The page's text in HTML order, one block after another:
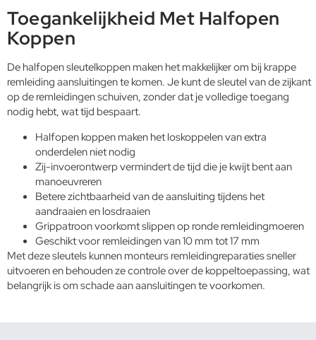
Toegankelijkheid Met Halfopen
Koppen
De halfopen sleutelkoppen maken het makkelijker om bij krappe
remleiding aansluitingen te komen. Je kunt de sleutel van de zijkant
op de remleidingen schuiven, zonder dat je volledige toegang
nodig hebt, wat tijd bespaart.
Halfopen koppen maken het loskoppelen van extra
onderdelen niet nodig
Zij-invoerontwerp vermindert de tijd die je kwijt bent aan
manoeuvreren
Betere zichtbaarheid van de aansluiting tijdens het
aandraaien en losdraaien
Grippatroon voorkomt slippen op ronde remleidingmoeren
Geschikt voor remleidingen van 10 mm tot 17 mm
Met deze sleutels kunnen monteurs remleidingreparaties sneller
uitvoeren en behouden ze controle over de koppeltoepassing, wat
belangrijk is om schade aan aansluitingen te voorkomen.